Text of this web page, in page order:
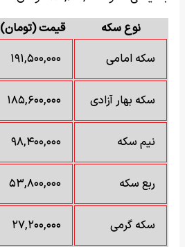
نوع سکه
قیمت (تومان)
سکه امامی
۱۹۱,۵۰۰,۰۰۰
سکه بهار آزادی ۱۸۵,۶۰۰,۰۰۰
نیم سکه ۹۸,۴۰۰,۰۰۰
ربع سکه ۵۳,۸۰۰,۰۰۰
سکه گرمی ۲۷,۲۰۰,۰۰۰